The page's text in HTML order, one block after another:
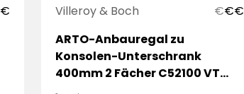
€
Villeroy & Boch €€€
ARTO-Anbauregal zu
Konsolen-Unterschrank
400mm 2 Fächer C52100 VT
Grey